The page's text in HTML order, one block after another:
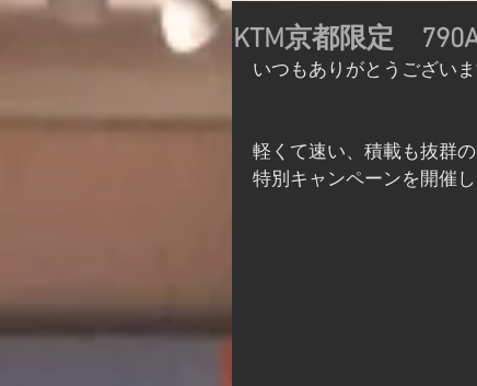
KTM京都限定
いつもありがとうございま
軽くて速い、積載も抜群
特別キャンペーンを開催し